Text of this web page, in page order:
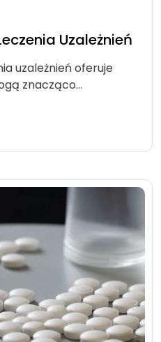
Uzależnień
uzależnień oferuje
znacząco…